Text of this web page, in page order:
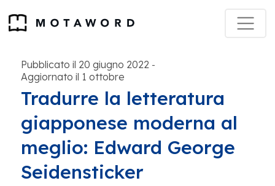
Pubblicato il 20 giugno 2022 -
Aggiornato il 1 ottobre
Tradurre la letteratura
giapponese moderna al
meglio: Edward George
Seidensticker